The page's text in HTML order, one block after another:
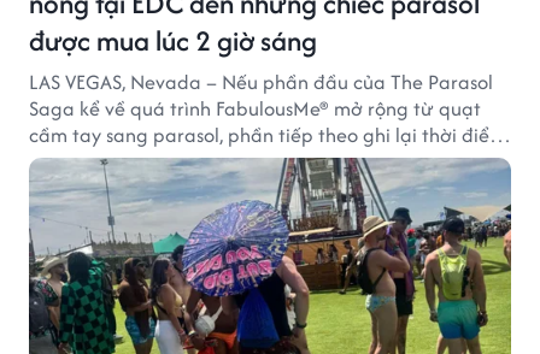
được mua lúc 2 giờ sáng
LAS VEGAS, Nevada – Nếu phần đầu của The Parasol
Saga kể về quá trình FabulousMe® mở rộng từ quạt
cầm tay sang parasol, phần tiếp theo ghi lại thời điểm
sản phẩm được thị trường đón nhận và dần vượt khỏi
công năng che nắng thông thường.